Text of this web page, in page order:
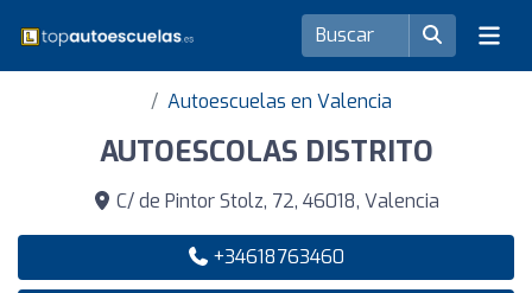
Autoescuelas en Valencia
AUTOESCOLAS DISTRITO
C/ de Pintor Stolz, 72, 46018, Valencia
+34618763460